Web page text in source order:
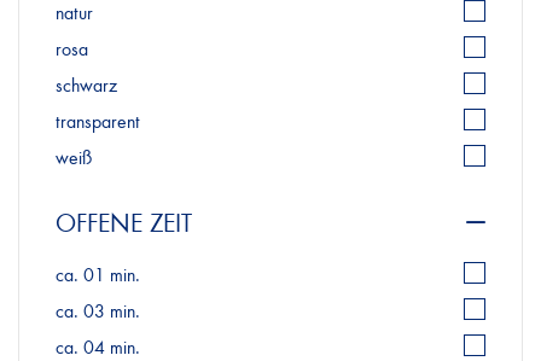
natur
rosa
schwarz
transparent
weiß
OFFENE ZEIT
ca. 01 min.
ca. 03 min.
ca. 04 min.